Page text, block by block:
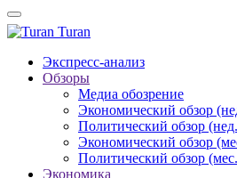
Turan
Экспресс-анализ
Обзоры
Медиа обозрение
Экономический обзор
Политический обзор
Экономический обзор
Политический обзор
Экономика